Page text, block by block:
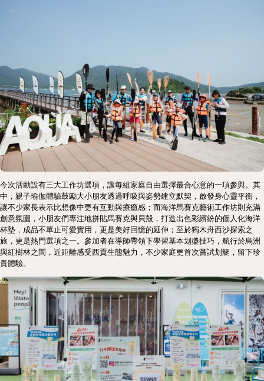
今次活動設有三大工作坊選項，讓每組家庭自由選擇最合心意的一項參與。其
中，親子瑜伽體驗鼓勵大小朋友透過呼吸與姿勢建立默契，啟發身心靈平衡，
讓不少家長表示比想像中更有互動與療癒感；而海洋馬賽克藝術工作坊則充滿
創意氛圍，小朋友們專注地拼貼馬賽克與貝殼，打造出色彩繽紛的個人化海洋
杯墊，成品不單止可愛實用，更是美好回憶的延伸；至於獨木舟西沙探索之
旅，更是熱門選項之一。參加者在導師帶領下學習基本划槳技巧，航行於烏洲
與紅樹林之間，近距離感受西貢生態魅力，不少家庭更首次嘗試划艇，留下珍
貴體驗。